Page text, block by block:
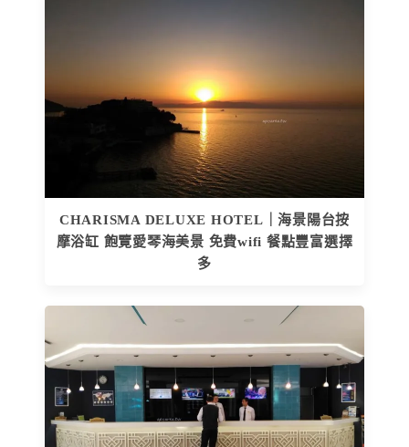
CHARISMA DELUXE HOTEL｜海景陽台按
摩浴缸 飽覽愛琴海美景 免費wifi 餐點豐富選擇
多